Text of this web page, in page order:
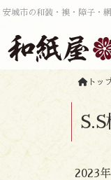
安城市の和装・襖・障子・
トッ
2023